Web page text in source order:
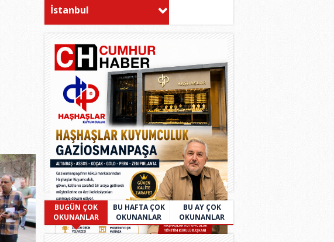
İstanbul
BUGÜN ÇOK
OKUNANLAR
BU HAFTA ÇOK
OKUNANLAR
BU AY ÇOK
OKUNANLAR